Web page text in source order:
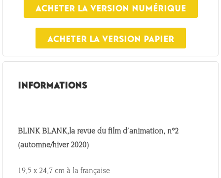
Acheter la version numérique
Acheter la version papier
INFORMATIONS
BLINK BLANK,la revue du film d’animation, n°2
(automne/hiver 2020)
19,5 x 24,7 cm à la française